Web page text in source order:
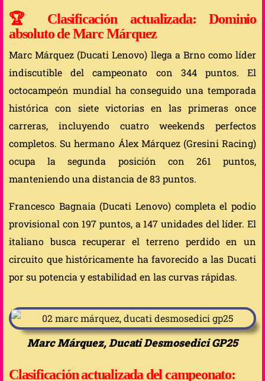
🏆
Clasificación actualizada: Dominio
absoluto de Marc Márquez
Marc Márquez (Ducati Lenovo) llega a Brno como líder
indiscutible del campeonato con 344 puntos. El
octocampeón mundial ha conseguido una temporada
histórica con siete victorias en las primeras once
carreras, incluyendo cuatro weekends perfectos
completos. Su hermano Álex Márquez (Gresini Racing)
ocupa la segunda posición con 261 puntos,
manteniendo una distancia de 83 puntos.
Francesco Bagnaia (Ducati Lenovo) completa el podio
provisional con 197 puntos, a 147 unidades del líder. El
italiano busca recuperar el terreno perdido en un
circuito que históricamente ha favorecido a las Ducati
por su potencia y estabilidad en las curvas rápidas.
Marc Márquez, Ducati Desmosedici GP25
Clasificación actualizada del campeonato: